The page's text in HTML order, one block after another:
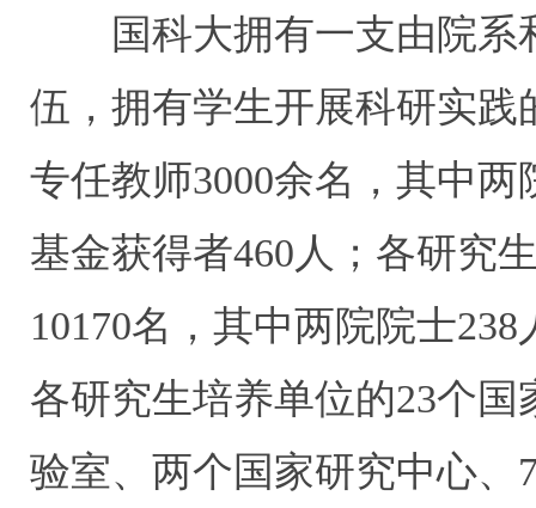
国科大拥有一支由院
伍，拥有学生开展科研实
专任教师3000余名，其中两
基金获得者460人；各研究
10170名，其中两院院士238
各研究生培养单位的23个国
验室、两个国家研究中心、